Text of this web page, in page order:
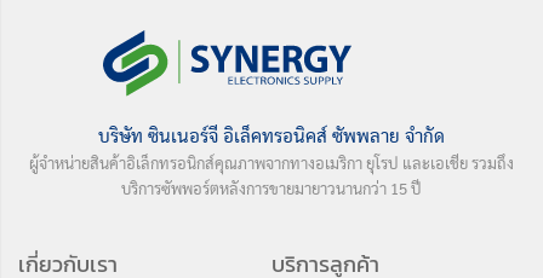
บริษัท ซินเนอร์จี อิเล็คทรอนิคส์ ซัพพลาย จำกัด
ผู้จำหน่ายสินค้าอิเล็กทรอนิกส์คุณภาพจากทางอเมริกา ยุโรป และเอเชีย รวมถึง
บริการซัพพอร์ตหลังการขายมายาวนานกว่า 15 ปี
เกี่ยวกับเรา บริการลูกค้า